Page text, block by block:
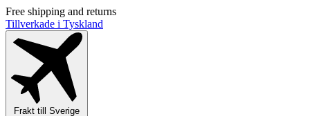
Free shipping and returns
Tillverkade i Tyskland
Frakt till Sverige